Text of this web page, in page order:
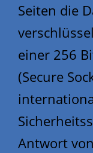
Seiten die
einer 256
(Secure
Antwort